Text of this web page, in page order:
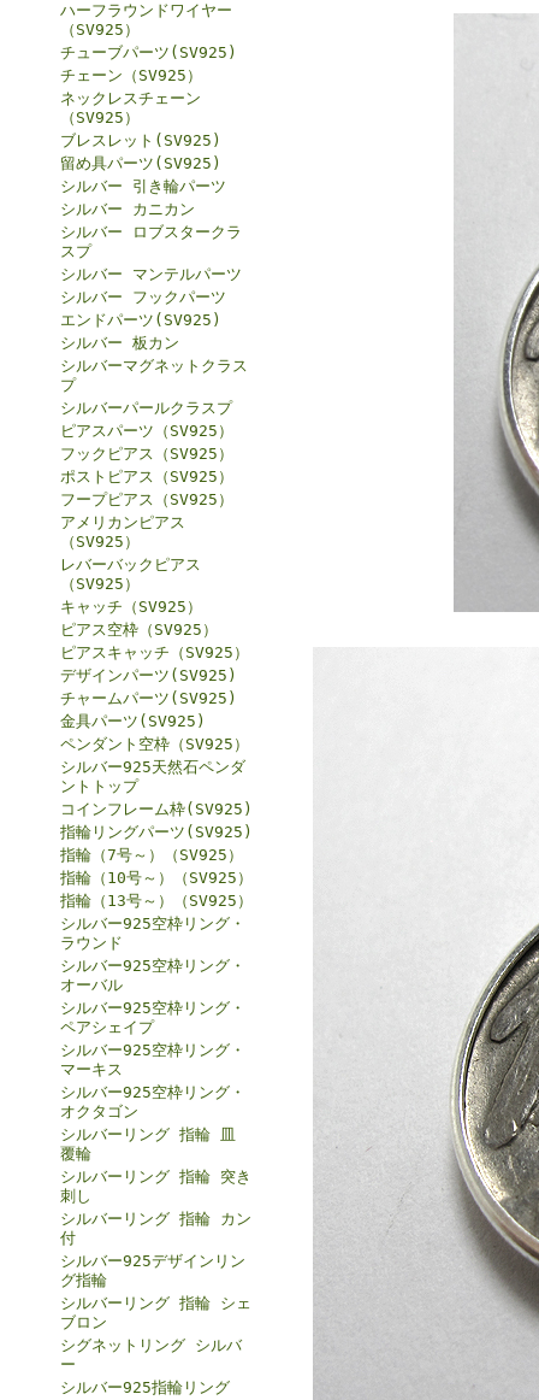
ハーフラウンドワイヤー
（SV925）
チューブパーツ(SV925)
チェーン（SV925）
ネックレスチェーン
（SV925）
ブレスレット(SV925)
留め具パーツ(SV925)
シルバー 引き輪パーツ
シルバー カニカン
シルバー ロブスタークラ
スプ
シルバー マンテルパーツ
シルバー フックパーツ
エンドパーツ(SV925)
シルバー 板カン
シルバーマグネットクラス
プ
シルバーパールクラスプ
ピアスパーツ（SV925）
フックピアス（SV925）
ポストピアス（SV925）
フープピアス（SV925）
アメリカンピアス
（SV925）
レバーバックピアス
（SV925）
キャッチ（SV925）
ピアス空枠（SV925）
ピアスキャッチ（SV925）
デザインパーツ(SV925)
チャームパーツ(SV925)
金具パーツ(SV925)
ペンダント空枠（SV925）
シルバー925天然石ペンダ
ントトップ
コインフレーム枠(SV925)
指輪リングパーツ(SV925)
指輪（7号～）（SV925）
指輪（10号～）（SV925）
指輪（13号～）（SV925）
シルバー925空枠リング・
ラウンド
シルバー925空枠リング・
オーバル
シルバー925空枠リング・
ペアシェイプ
シルバー925空枠リング・
マーキス
シルバー925空枠リング・
オクタゴン
シルバーリング 指輪 皿
覆輪
シルバーリング 指輪 突き
刺し
シルバーリング 指輪 カン
付
シルバー925デザインリン
グ指輪
シルバーリング 指輪 シェ
ブロン
シグネットリング シルバ
ー
シルバー925指輪リング